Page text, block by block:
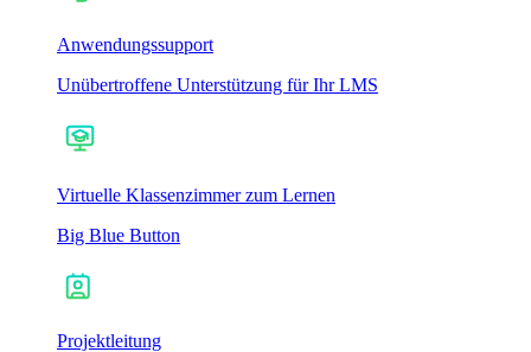
Anwendungssupport
Unübertroffene Unterstützung für Ihr LMS
Virtuelle Klassenzimmer zum Lernen
Big Blue Button
Projektleitung